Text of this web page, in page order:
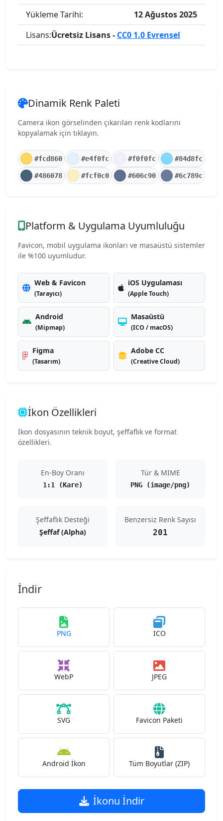
Yükleme Tarihi:
12 Ağustos 2025
Lisans:Ücretsiz Lisans - CC0 1.0 Evrensel
Dinamik Renk Paleti
Camera ikon görselinden çıkarılan renk kodlarını
kopyalamak için tıklayın.
#fcd860 #e4f0fc #f0f0fc #84d8fc
#486078 #fcf0c0 #606c90 #6c789c
Platform & Uygulama Uyumluluğu
Favicon, mobil uygulama ikonları ve masaüstü sistemler
ile %100 uyumludur.
Web & Favicon
(Tarayıcı)
iOS Uygulaması
(Apple Touch)
Android
(Mipmap)
Masaüstü
(ICO / macOS)
Figma
(Tasarım)
Adobe CC
(Creative Cloud)
İkon Özellikleri
İkon dosyasının teknik boyut, şeffaflık ve format
özellikleri.
En-Boy Oranı
1:1 (Kare)
Tür & MIME
PNG (image/png)
Şeffaflık Desteği
Şeffaf (Alpha)
Benzersiz Renk Sayısı
201
İndir
PNG ICO
WebP JPEG
SVG Favicon Paketi
Android İkon Tüm Boyutlar (ZIP)
İkonu İndir